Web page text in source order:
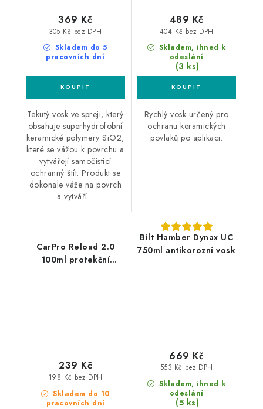
Skladem do 5
pracovních dní
305 Kč bez DPH
369 Kč
Tekutý vosk ve spreji, který
obsahuje superhydrofobní
keramické polymery SiO2,
které se vážou k povrchu a
vytvářejí samočistící
ochranný štít. Produkt se
dokonale váže na povrch
a vytváří...
Skladem, ihned k
odeslání
(3 ks)
404 Kč bez DPH
489 Kč
Rychlý vosk určený pro
ochranu keramických
povlaků po aplikaci.
CarPro Reload 2.0
100ml protekční
Skladem do 10
pracovních dní
198 Kč bez DPH
239 Kč
Bilt Hamber Dynax UC
750ml antikorozní vosk
Skladem, ihned k
odeslání
(5 ks)
553 Kč bez DPH
669 Kč